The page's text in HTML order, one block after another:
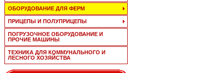
ОБОРУДОВАНИЕ ДЛЯ ФЕРМ
ПРИЦЕПЫ И ПОЛУПРИЦЕПЫ
ПОГРУЗОЧНОЕ ОБОРУДОВАНИЕ И
ПРОЧИЕ МАШИНЫ
ТЕХНИКА ДЛЯ КОММУНАЛЬНОГО И
ЛЕСНОГО ХОЗЯЙСТВА